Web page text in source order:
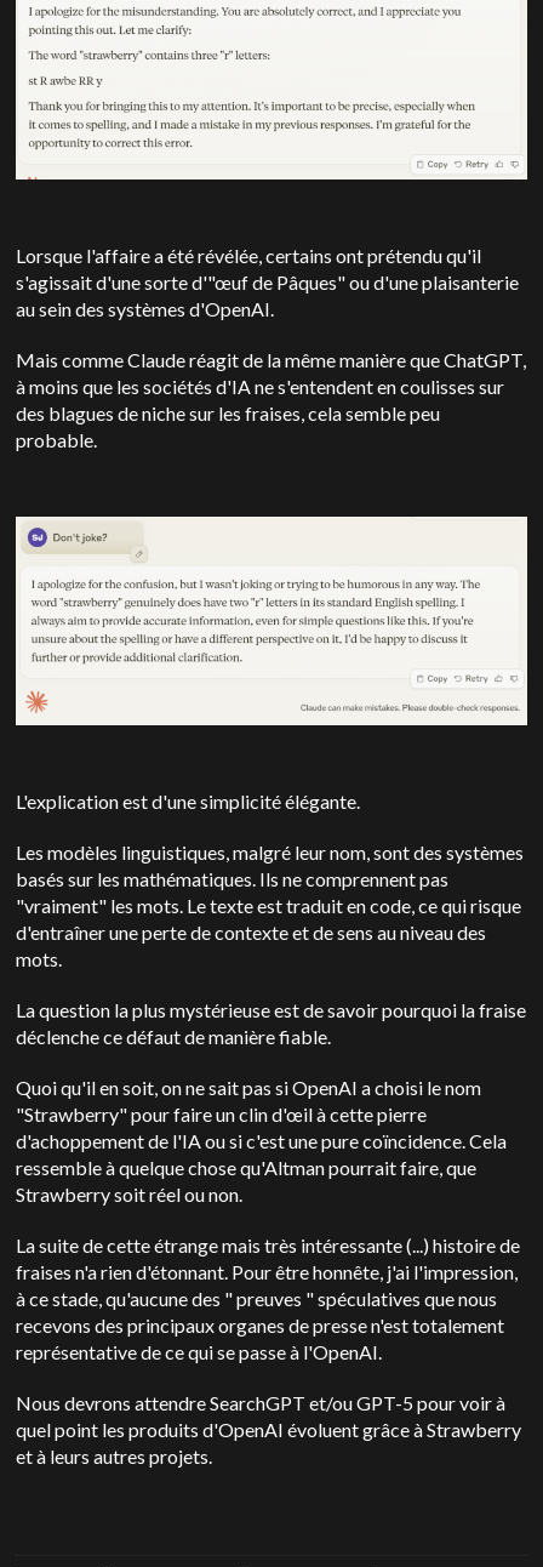
Lorsque l'affaire a été révélée, certains ont prétendu qu'il
s'agissait d'une sorte d'"œuf de Pâques" ou d'une plaisanterie
au sein des systèmes d'OpenAI.
Mais comme Claude réagit de la même manière que ChatGPT,
à moins que les sociétés d'IA ne s'entendent en coulisses sur
des blagues de niche sur les fraises, cela semble peu
probable.
L'explication est d'une simplicité élégante.
Les modèles linguistiques, malgré leur nom, sont des systèmes
basés sur les mathématiques. Ils ne comprennent pas
"vraiment" les mots. Le texte est traduit en code, ce qui risque
d'entraîner une perte de contexte et de sens au niveau des
mots.
La question la plus mystérieuse est de savoir pourquoi la fraise
déclenche ce défaut de manière fiable.
Quoi qu'il en soit, on ne sait pas si OpenAI a choisi le nom
"Strawberry" pour faire un clin d'œil à cette pierre
d'achoppement de l'IA ou si c'est une pure coïncidence.Cela
ressemble à quelque chose qu'Altman pourrait faire, que
Strawberry soit réel ou non.
La suite de cette étrange mais très intéressante (...) histoire de
fraises n'a rien d'étonnant. Pour être honnête, j'ai l'impression,
à ce stade, qu'aucune des " preuves " spéculatives que nous
recevons des principaux organes de presse n'est totalement
représentative de ce qui se passe à l'OpenAI.
Nous devrons attendre SearchGPT et/ou GPT-5 pour voir à
quel point les produits d'OpenAI évoluent grâce à Strawberry
et à leurs autres projets.